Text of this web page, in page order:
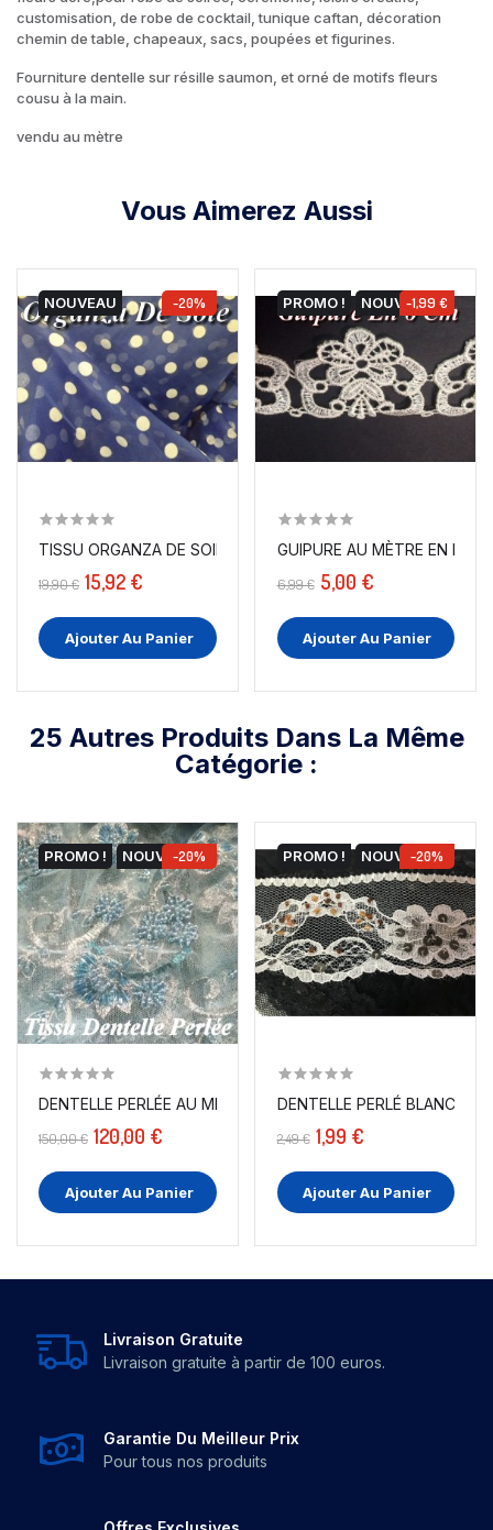
customisation, de robe de cocktail, tunique caftan, décoration
chemin de table, chapeaux, sacs, poupées et figurines.
Fourniture dentelle sur résille saumon, et orné de motifs fleurs
cousu à la main.
vendu au mètre
Vous Aimerez Aussi
NOUVEAU -20%
TISSU ORGANZA DE SOIE BLEU INDIGO AU MÈTRE EN...
19,90 € 15,92 €
Ajouter Au Panier
PROMO ! NOUVEAU
-1,99 €
GUIPURE AU MÈTRE EN
6,99 € 5,00 €
Ajouter Au Panier
25 Autres Produits Dans La Même
Catégorie :
PROMO ! NOUVEAU
-20%
DENTELLE PERLÉE AU MÈTRE TURQUOISE EN GRANDE...
150,00 € 120,00 €
Ajouter Au Panier
PROMO ! NOUVEAU
-20%
2,49 € 1,99 €
Ajouter Au Panier
Livraison Gratuite
Livraison gratuite à partir de 100 euros.
Garantie Du Meilleur Prix
Pour tous nos produits